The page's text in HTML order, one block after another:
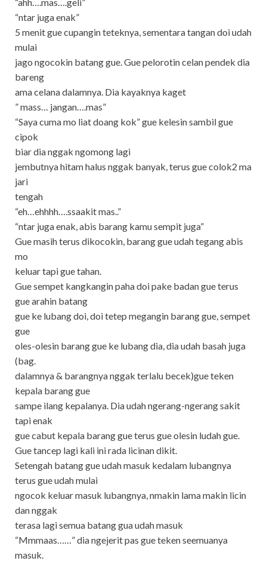
“ntar juga enak”
5 menit gue cupangin teteknya, sementara tangan doi udah
mulai
jago ngocokin batang gue. Gue pelorotin celan pendek dia
bareng
ama celana dalamnya. Dia kayaknya kaget
” mass… jangan….mas”
“Saya cuma mo liat doang kok” gue kelesin sambil gue
cipok
biar dia nggak ngomong lagi
jembutnya hitam halus nggak banyak, terus gue colok2 ma
jari
tengah
“eh…ehhhh….ssaakit mas..”
“ntar juga enak, abis barang kamu sempit juga”
Gue masih terus dikocokin, barang gue udah tegang abis
mo
keluar tapi gue tahan.
Gue sempet kangkangin paha doi pake badan gue terus
gue arahin batang
gue ke lubang doi, doi tetep megangin barang gue, sempet
gue
oles-olesin barang gue ke lubang dia, dia udah basah juga
(bag.
dalamnya & barangnya nggak terlalu becek)gue teken
kepala barang gue
sampe ilang kepalanya. Dia udah ngerang-ngerang sakit
tapi enak
gue cabut kepala barang gue terus gue olesin ludah gue.
Gue tancep lagi kali ini rada licinan dikit.
Setengah batang gue udah masuk kedalam lubangnya
terus gue udah mulai
ngocok keluar masuk lubangnya, nmakin lama makin licin
dan nggak
terasa lagi semua batang gua udah masuk
“Mmmaas……” dia ngejerit pas gue teken seemuanya
masuk.